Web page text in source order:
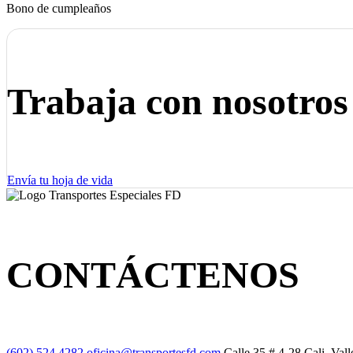
Bono de cumpleaños
Trabaja con nosotros
Envía tu hoja de vida
CONTÁCTENOS